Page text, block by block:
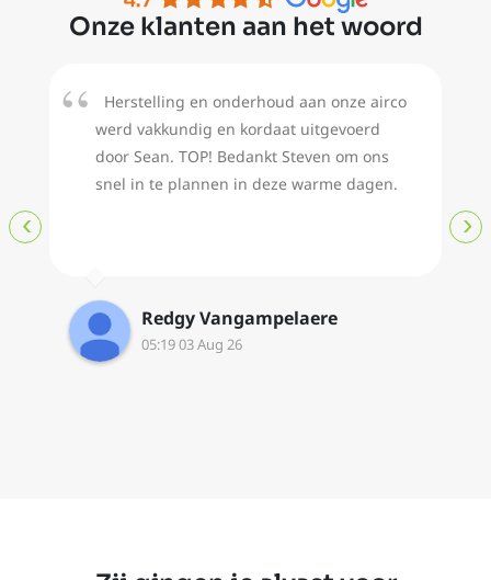
Onze klanten aan het woord
Herstelling en onderhoud aan onze airco
werd vakkundig en kordaat uitgevoerd
door Sean. TOP! Bedankt Steven om ons
snel in te plannen in deze warme dagen.
Redgy Vangampelaere
05:19 03 Aug 26
‹ ›